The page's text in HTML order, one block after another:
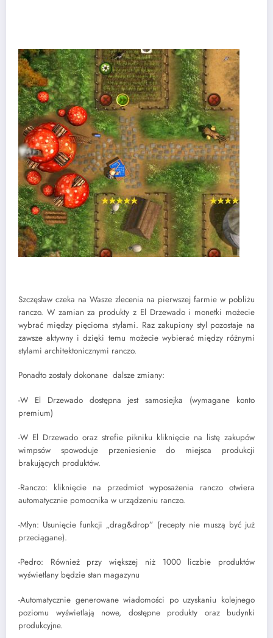
Szczęsław czeka na Wasze zlecenia na pierwszej farmie w pobliżu
ranczo. W zamian za produkty z El Drzewado i monetki możecie
wybrać między pięcioma stylami. Raz zakupiony styl pozostaje na
zawsze aktywny i dzięki temu możecie wybierać między różnymi
stylami architektonicznymi ranczo.
Ponadto zostały dokonane dalsze zmiany:
-W El Drzewado dostępna jest samosiejka (wymagane konto
premium)
-W El Drzewado oraz strefie pikniku kliknięcie na listę zakupów
wimpsów spowoduje przeniesienie do miejsca produkcji
brakujących produktów.
-Ranczo: kliknięcie na przedmiot wyposażenia ranczo otwiera
automatycznie pomocnika w urządzeniu ranczo.
-Młyn: Usunięcie funkcji „drag&drop” (recepty nie muszą być już
przeciągane).
-Pedro: Również przy większej niż 1000 liczbie produktów
wyświetlany będzie stan magazynu
-Automatycznie generowane wiadomości po uzyskaniu kolejnego
poziomu wyświetlają nowe, dostępne produkty oraz budynki
produkcyjne.